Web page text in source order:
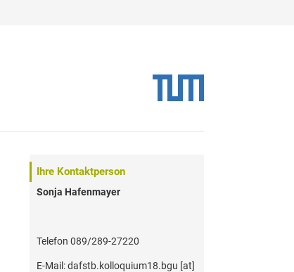
Ihre Kontaktperson
Sonja Hafenmayer
Telefon 089/289-27220
E-Mail: dafstb.kolloquium18.bgu [at]